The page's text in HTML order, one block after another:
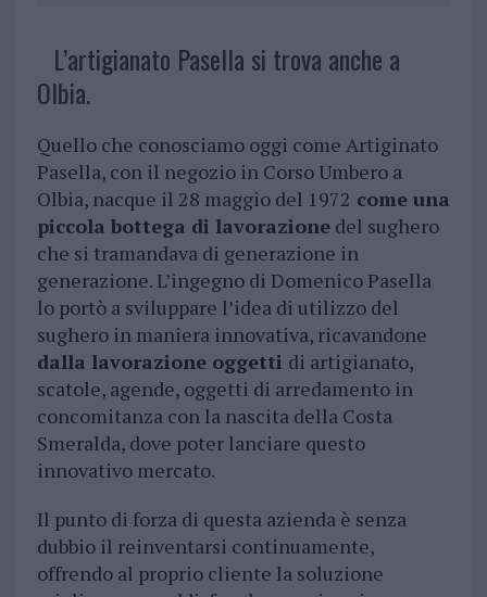
L’artigianato Pasella si trova anche a
Olbia.
Quello che conosciamo oggi come Artiginato
Pasella, con il negozio in Corso Umbero a
Olbia, nacque il 28 maggio del 1972 come una
piccola bottega di lavorazionedel sughero
che si tramandava di generazione in
generazione. L’ingegno di Domenico Pasella
lo portò a sviluppare l’idea di utilizzo del
sughero in maniera innovativa, ricavandone
dalla lavorazione oggetti di artigianato,
scatole, agende, oggetti di arredamento in
concomitanza con la nascita della Costa
Smeralda, dove poter lanciare questo
innovativo mercato.
Il punto di forza di questa azienda è senza
dubbio il reinventarsi continuamente,
offrendo al proprio cliente la soluzione